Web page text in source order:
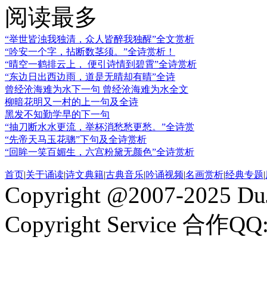
阅读最多
“举世皆浊我独清，众人皆醉我独醒”全文赏析
“吟安一个字，拈断数茎须。”全诗赏析！
“晴空一鹤排云上， 便引诗情到碧霄”全诗赏析
“东边日出西边雨，道是无晴却有晴”全诗
曾经沧海难为水下一句 曾经沧海难为水全文
柳暗花明又一村的上一句及全诗
黑发不知勤学早的下一句
“抽刀断水水更流，举杯消愁愁更愁。”全诗赏
“先帝天马玉花骢”下句及全诗赏析
“回眸一笑百媚生，六宫粉黛无颜色”全诗赏析
首页|关于诵读|诗文典籍|古典音乐|吟诵视频|名画赏析|经典专题|
Copyright @2007-2025
Copyright Service 合作